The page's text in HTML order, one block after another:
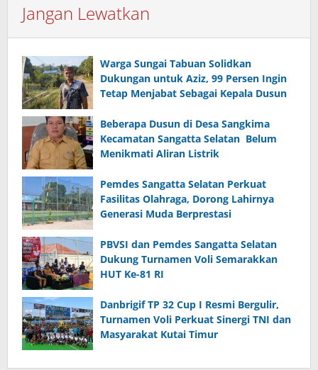
Jangan Lewatkan
Warga Sungai Tabuan Solidkan
Dukungan untuk Aziz, 99 Persen Ingin
Tetap Menjabat Sebagai Kepala Dusun
Beberapa Dusun di Desa Sangkima
Kecamatan Sangatta Selatan Belum
Menikmati Aliran Listrik
Pemdes Sangatta Selatan Perkuat
Fasilitas Olahraga, Dorong Lahirnya
Generasi Muda Berprestasi
PBVSI dan Pemdes Sangatta Selatan
Dukung Turnamen Voli Semarakkan
HUT Ke-81 RI
Danbrigif TP 32 Cup I Resmi Bergulir,
Turnamen Voli Perkuat Sinergi TNI dan
Masyarakat Kutai Timur